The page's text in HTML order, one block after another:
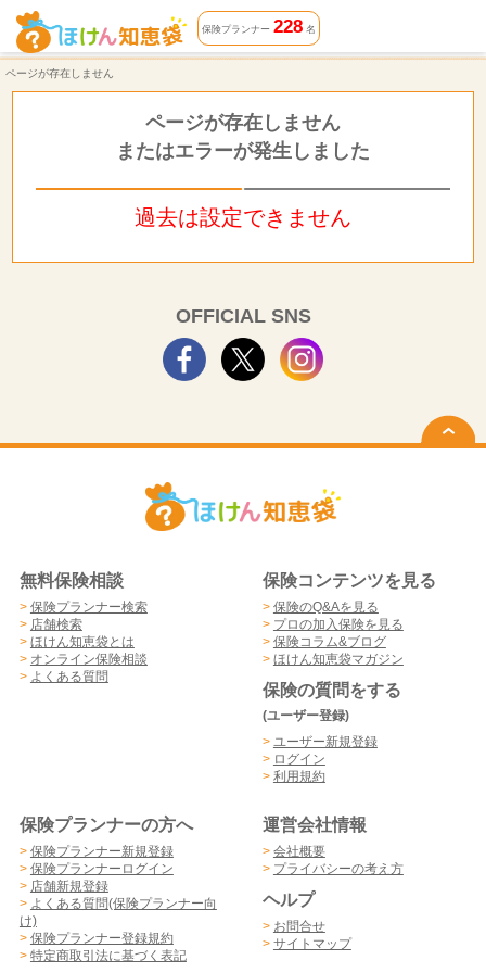
ページが存在しません | ほけん知恵袋
保険プランナー 228名
ページが存在しません
ページが存在しません
またはエラーが発生しました
過去は設定できません
OFFICIAL SNS
無料保険相談
> 保険プランナー検索
> 店舗検索
> ほけん知恵袋とは
> オンライン保険相談
> よくある質問
保険コンテンツを見る
> 保険のQ&Aを見る
> プロの加入保険を見る
> 保険コラム&ブログ
> ほけん知恵袋マガジン
保険の質問をする
(ユーザー登録)
> ユーザー新規登録
> ログイン
> 利用規約
保険プランナーの方へ
> 保険プランナー新規登録
> 保険プランナーログイン
> 店舗新規登録
> よくある質問(保険プランナー向
け)
> 保険プランナー登録規約
> 特定商取引法に基づく表記
運営会社情報
> 会社概要
> プライバシーの考え方
ヘルプ
> お問合せ
> サイトマップ